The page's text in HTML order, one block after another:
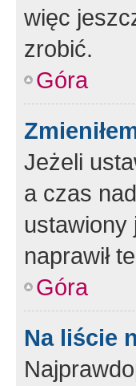
więc
zrobić.
Góra
Jeżeli
a czas
ustawiony
naprawił
Góra
Na liście